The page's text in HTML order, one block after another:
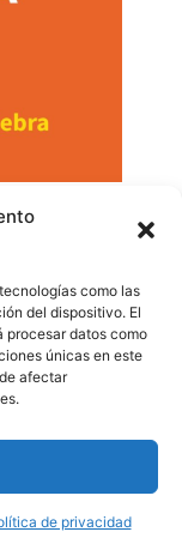
como las
del dispositivo. El
procesar datos como
únicas en este
afectar
de privacidad
en sus
es un centro
como
viven al aire